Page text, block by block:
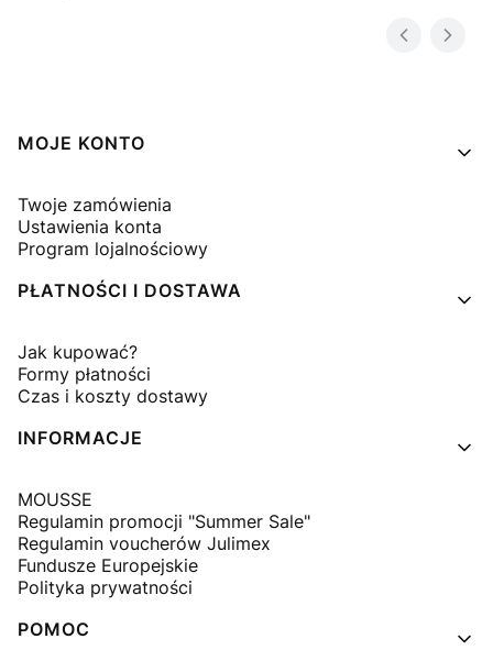
Linki w stopce
MOJE KONTO
Twoje zamówienia
Ustawienia konta
Program lojalnościowy
PŁATNOŚCI I DOSTAWA
Jak kupować?
Formy płatności
Czas i koszty dostawy
INFORMACJE
MOUSSE
Regulamin promocji "Summer Sale"
Regulamin voucherów Julimex
Fundusze Europejskie
Polityka prywatności
POMOC